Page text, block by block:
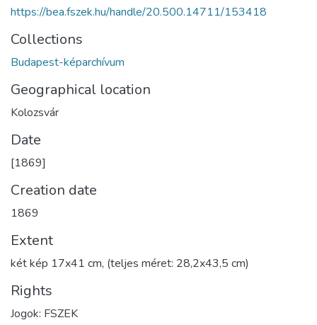
https://bea.fszek.hu/handle/20.500.14711/153418
Collections
Budapest-képarchívum
Geographical location
Kolozsvár
Date
[1869]
Creation date
1869
Extent
két kép 17x41 cm, (teljes méret: 28,2x43,5 cm)
Rights
Jogok: FSZEK